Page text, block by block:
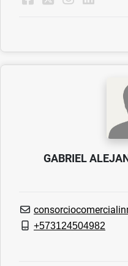
GABRIEL
+573124504982